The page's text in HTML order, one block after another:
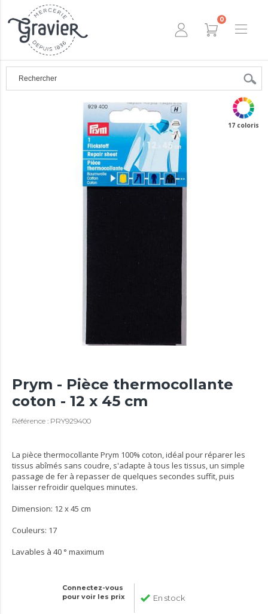
0
17 coloris
Prym - Pièce thermocollante
coton - 12 x 45 cm
Référence : PRY929400
La pièce thermocollante Prym 100% coton, idéal pour réparer les
tissus abîmés sans coudre, s'adapte à tous les tissus, un simple
passage de fer à repasser de quelques secondes suffit, puis
laisser refroidir quelques minutes.
Dimension: 12 x 45 cm
Couleurs: 17
Lavables à 40 ° maximum
Connectez-vous
pour voir les prix
En stock